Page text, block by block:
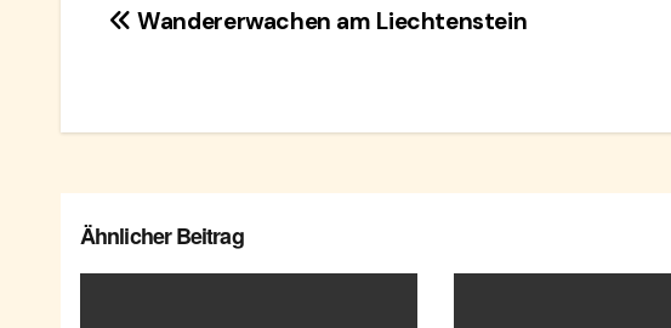
Beitragsnavigation
Wandererwachen am Liechtenstein
Ähnlicher Beitrag